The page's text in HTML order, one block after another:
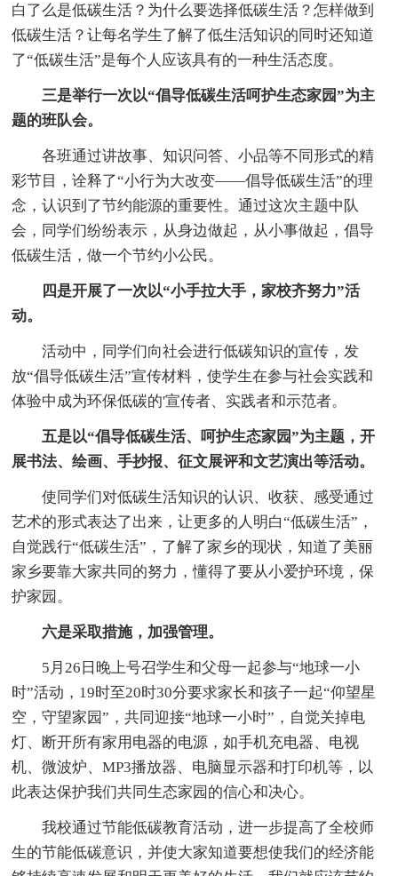
白了么是低碳生活？为什么要选择低碳生活？怎样做到
低碳生活？让每名学生了解了低生活知识的同时还知道
了“低碳生活”是每个人应该具有的一种生活态度。
三是举行一次以“倡导低碳生活呵护生态家园”为主
题的班队会。
各班通过讲故事、知识问答、小品等不同形式的精
彩节目，诠释了“小行为大改变——倡导低碳生活”的理
念，认识到了节约能源的重要性。通过这次主题中队
会，同学们纷纷表示，从身边做起，从小事做起，倡导
低碳生活，做一个节约小公民。
四是开展了一次以“小手拉大手，家校齐努力”活
动。
活动中，同学们向社会进行低碳知识的宣传，发
放“倡导低碳生活”宣传材料，使学生在参与社会实践和
体验中成为环保低碳的'宣传者、实践者和示范者。
五是以“倡导低碳生活、呵护生态家园”为主题，开
展书法、绘画、手抄报、征文展评和文艺演出等活动。
使同学们对低碳生活知识的认识、收获、感受通过
艺术的形式表达了出来，让更多的人明白“低碳生活”，
自觉践行“低碳生活”，了解了家乡的现状，知道了美丽
家乡要靠大家共同的努力，懂得了要从小爱护环境，保
护家园。
六是采取措施，加强管理。
5月26日晚上号召学生和父母一起参与“地球一小
时”活动，19时至20时30分要求家长和孩子一起“仰望星
空，守望家园”，共同迎接“地球一小时”，自觉关掉电
灯、断开所有家用电器的电源，如手机充电器、电视
机、微波炉、MP3播放器、电脑显示器和打印机等，以
此表达保护我们共同生态家园的信心和决心。
我校通过节能低碳教育活动，进一步提高了全校师
生的节能低碳意识，并使大家知道要想使我们的经济能